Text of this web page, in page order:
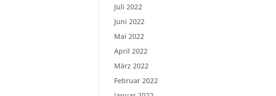
Juli 2022
Juni 2022
Mai 2022
April 2022
März 2022
Februar 2022